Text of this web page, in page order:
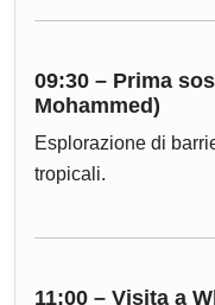
09:30 – Prima
Mohammed)
Esplorazione di
tropicali.
11:00 – Visita a